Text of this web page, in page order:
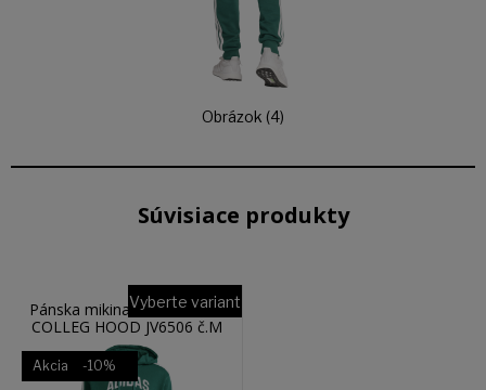
Obrázok (4)
Súvisiace produkty
Pánska mikina ADIDAS M C
COLLEG HOOD JV6506 č.M
Akcia -10%
Vyberte variant